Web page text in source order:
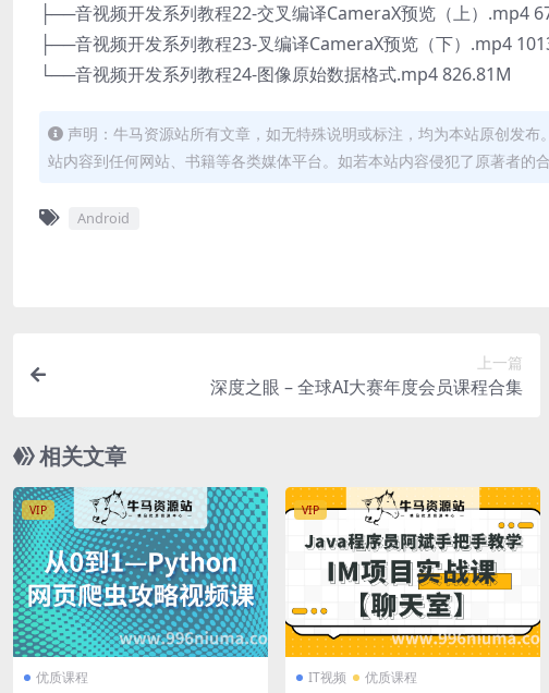
├──音视频开发系列教程22-交叉编译CameraX预览（上）.mp4
├──音视频开发系列教程23-叉编译CameraX预览（下）.mp4
└──音视频开发系列教程24-图像原始数据格式.mp4 826.81M
声明：牛马资源站所有文章，如无特殊说明或标注，均为本站原创发
站内容到任何网站、书籍等各类媒体平台。如若本站内容侵犯了原著者的
Android
上一篇
深度之眼 – 全球AI大赛年度会员课程合集
相关文章
VIP
优质课程
VIP
IT视频 优质课程